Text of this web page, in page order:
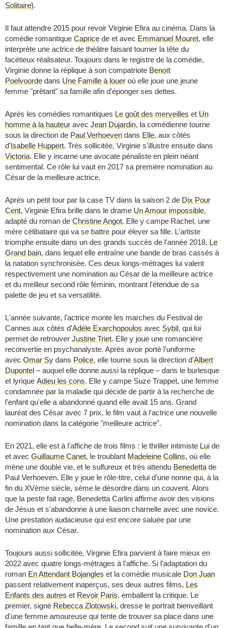
Solitaire).
Il faut attendre 2015 pour revoir Virginie Efira au cinéma. Dans la
comédie romantique Caprice de et avec Emmanuel Mouret, elle
interprète une actrice de théâtre faisant tourner la tête du
facétieux réalisateur. Toujours dans le registre de la comédie,
Virginie donne la réplique à son compatriote Benoït
Poelvoorde dans Une Famille à louer où elle joue une jeune
femme "prêtant" sa famille afin d'éponger ses dettes.
Après les comédies romantiques Le goût des merveilles et Un
homme à la hauteur avec Jean Dujardin, la comédienne tourne
sous la direction de Paul Verhoeven dans Elle, aux côtés
d'Isabelle Huppert. Très sollicitée, Virginie s'illustre ensuite dans
Victoria. Elle y incarne une avocate pénaliste en plein néant
sentimental. Ce rôle lui vaut en 2017 sa première nomination au
César de la meilleure actrice.
Après un petit tour par la case TV dans la saison 2 de Dix Pour
Cent, Virginie Efira brille dans le drame Un Amour impossible,
adapté du roman de Christine Angot. Elle y campe Rachel, une
mère célibataire qui va se battre pour élever sa fille. L'artiste
triomphe ensuite dans un des grands succès de l'année 2018, Le
Grand bain, dans lequel elle entraîne une bande de bras cassés à
la natation synchronisée. Ces deux longs-métrages lui valent
respectivement une nomination au César de la meilleure actrice
et du meilleur second rôle féminin, montrant l'étendue de sa
palette de jeu et sa versatilité.
L'année suivante, l'actrice monte les marches du Festival de
Cannes aux côtés d'Adèle Exarchopoulos avec Sybil, qui lui
permet de retrouver Justine Triet. Elle y joue une romancière
reconvertie en psychanalyste. Après avoir porté l'uniforme
avec Omar Sy dans Police, elle tourne sous la direction d'Albert
Dupontel – auquel elle donne aussi la réplique – dans le burlesque
et lyrique Adieu les cons. Elle y campe Suze Trappet, une femme
condamnée par la maladie qui décide de partir à la recherche de
l'enfant qu'elle a abandonné quand elle avait 15 ans. Grand
lauréat des César avec 7 prix, le film vaut à l'actrice une nouvelle
nomination dans la catégorie "meilleure actrice".
En 2021, elle est à l'affiche de trois films : le thriller intimiste Lui de
et avec Guillaume Canet, le troublant Madeleine Collins, où elle
mène une double vie, et le sulfureux et très attendu Benedetta de
Paul Verhoeven. Elle y joue le rôle-titre, celui d'une nonne qui, à la
fin du XVème siècle, sème le désordre dans un couvent. Alors
que la peste fait rage, Benedetta Carlini affirme avoir des visions
de Jésus et s'abandonne à une liaison charnelle avec une novice.
Une prestation audacieuse qui est encore saluée par une
nomination aux César.
Toujours aussi sollicitée, Virginie Efira parvient à faire mieux en
2022 avec quatre longs-métrages à l'affiche. Si l'adaptation du
roman En Attendant Bojangles et la comédie musicale Don Juan
passent relativement inaperçus, ses deux autres films, Les
Enfants des autres et Revoir Paris, emballent la critique. Le
premier, signé Rebecca Zlotowski, dresse le portrait bienveillant
d'une femme amoureuse qui tente de trouver sa place dans une